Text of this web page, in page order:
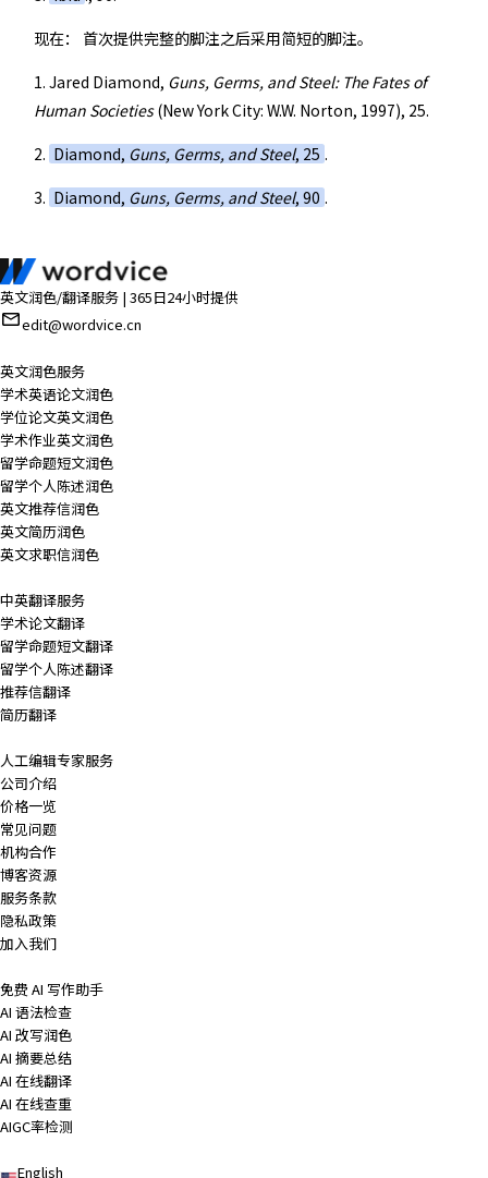
现在： 首次提供完整的脚注之后采用简短的脚注。
1. Jared Diamond, Guns, Germs, and Steel: The Fates of
Human Societies(New York City: W.W. Norton, 1997), 25.
2. Diamond, Guns, Germs, and Steel, 25 .
3. Diamond, Guns, Germs, and Steel, 90 .
英文润色/翻译服务 | 365日24小时提供
edit@wordvice.cn
英文润色服务
学术英语论文润色
学位论文英文润色
学术作业英文润色
留学命题短文润色
留学个人陈述润色
英文推荐信润色
英文简历润色
英文求职信润色
中英翻译服务
学术论文翻译
留学命题短文翻译
留学个人陈述翻译
推荐信翻译
简历翻译
人工编辑专家服务
公司介绍
价格一览
常见问题
机构合作
博客资源
服务条款
隐私政策
加入我们
免费 AI 写作助手
AI 语法检查
AI 改写润色
AI 摘要总结
AI 在线翻译
AI 在线查重
AIGC率检测
English